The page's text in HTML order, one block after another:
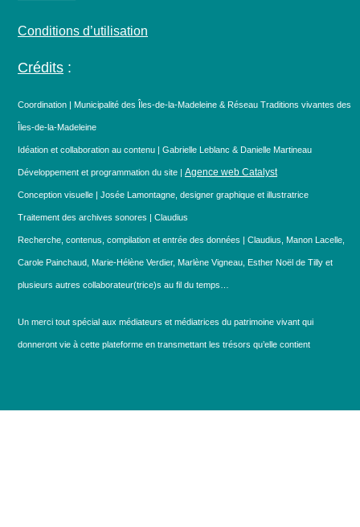
Conditions d’utilisation
Crédits :
Coordination | Municipalité des Îles-de-la-Madeleine & Réseau Traditions vivantes des
Îles-de-la-Madeleine
Idéation et collaboration au contenu | Gabrielle Leblanc & Danielle Martineau
Développement et programmation du site | Agence web Catalyst
Conception visuelle | Josée Lamontagne, designer graphique et illustratrice
Traitement des archives sonores | Claudius
Recherche, contenus, compilation et entrée des données | Claudius, Manon Lacelle,
Carole Painchaud, Marie-Hélène Verdier, Marlène Vigneau, Esther Noël de Tilly et
plusieurs autres collaborateur(trice)s au fil du temps…
Un merci tout spécial aux médiateurs et médiatrices du patrimoine vivant qui
donneront vie à cette plateforme en transmettant les trésors qu’elle contient